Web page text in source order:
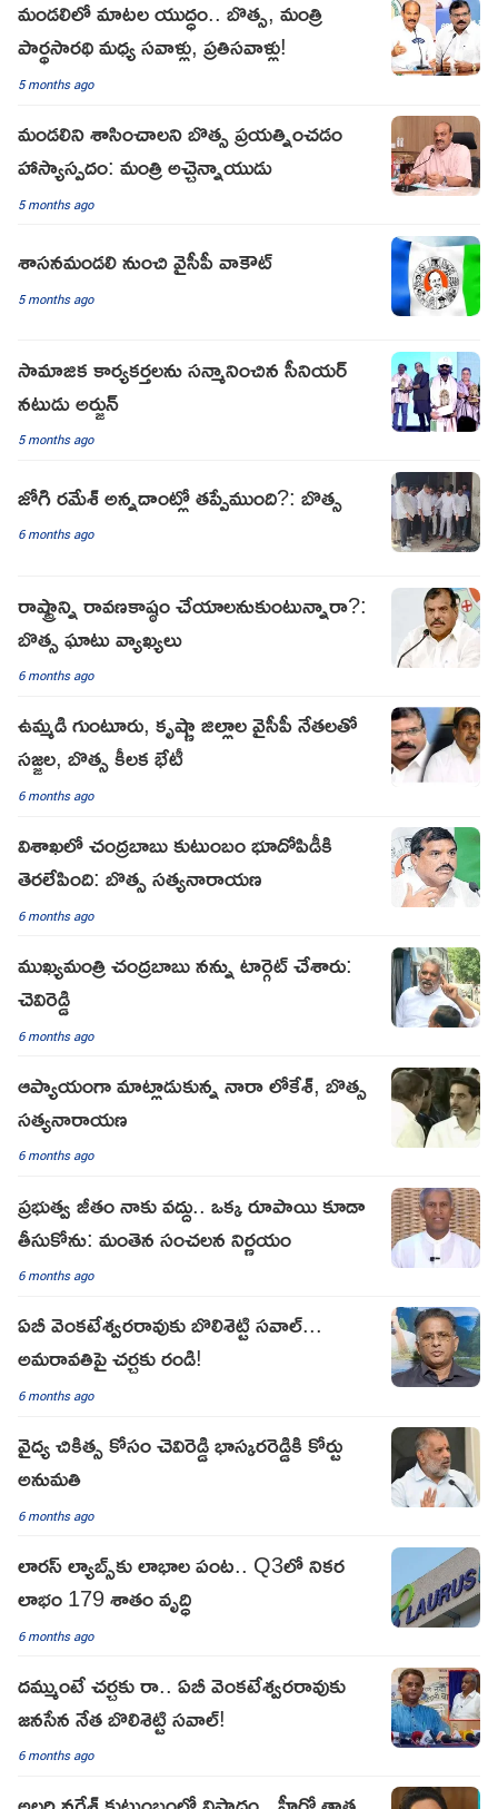
మండలిలో మాటల యుద్ధం.. బొత్స, మంత్రి
పార్థసారథి మధ్య సవాళ్లు, ప్రతిసవాళ్లు!
5 months ago
మండలిని శాసించాలని బొత్స ప్రయత్నించడం
హాస్యాస్పదం: మంత్రి అచ్చెన్నాయుడు
5 months ago
శాసనమండలి నుంచి వైసీపీ వాకౌట్
5 months ago
సామాజిక కార్యకర్తలను సన్మానించిన సీనియర్
నటుడు అర్జున్
5 months ago
జోగి రమేశ్ అన్నదాంట్లో తప్పేముంది?: బొత్స
6 months ago
రాష్ట్రాన్ని రావణకాష్ఠం చేయాలనుకుంటున్నారా?:
బొత్స ఘాటు వ్యాఖ్యలు
6 months ago
ఉమ్మడి గుంటూరు, కృష్ణా జిల్లాల వైసీపీ నేతలతో
సజ్జల, బొత్స కీలక భేటీ
6 months ago
విశాఖలో చంద్రబాబు కుటుంబం భూదోపిడీకి
తెరలేపింది: బొత్స సత్యనారాయణ
6 months ago
ముఖ్యమంత్రి చంద్రబాబు నన్ను టార్గెట్‌ చేశారు:
చెవిరెడ్డి
6 months ago
ఆప్యాయంగా మాట్లాడుకున్న నారా లోకేశ్, బొత్స
సత్యనారాయణ
6 months ago
ప్రభుత్వ జీతం నాకు వద్దు.. ఒక్క రూపాయి కూడా
తీసుకోను: మంతెన సంచలన నిర్ణయం
6 months ago
ఏబీ వెంకటేశ్వరరావుకు బొలిశెట్టి సవాల్...
అమరావతిపై చర్చకు రండి!
6 months ago
వైద్య చికిత్స కోసం చెవిరెడ్డి భాస్కరరెడ్డికి కోర్టు
అనుమతి
6 months ago
లారస్ ల్యాబ్స్‌కు లాభాల పంట.. Q3లో నికర
లాభం 179 శాతం వృద్ధి
6 months ago
దమ్ముంటే చర్చకు రా.. ఏబీ వెంకటేశ్వరరావుకు
జనసేన నేత బొలిశెట్టి సవాల్!
6 months ago